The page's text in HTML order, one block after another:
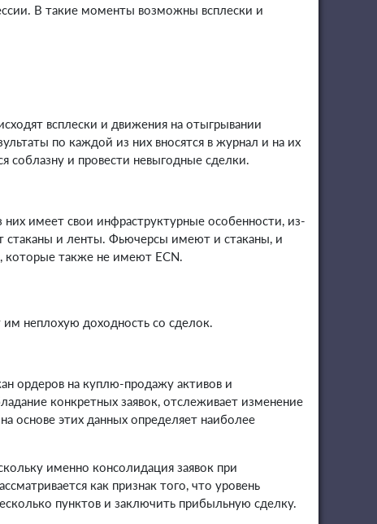
В такие моменты возможны всплески и
всплески и движения на отыгрывании
по каждой из них вносятся в журнал и на их
соблазну и провести невыгодные сделки.
имеет свои инфраструктурные особенности, из-
стаканы и ленты. Фьючерсы имеют и стаканы, и
, которые также не имеют ECN.
неплохую доходность со сделок.
ордеров на куплю-продажу активов и
конкретных заявок, отслеживает изменение
основе этих данных определяет наиболее
именно консолидация заявок при
как признак того, что уровень
пунктов и заключить прибыльную сделку.